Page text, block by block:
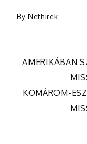
- By Nethirek
AMERIKÁBAN
KOMÁROM-